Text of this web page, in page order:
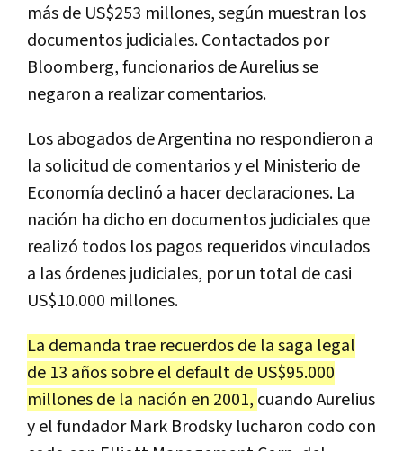
más de US$253 millones, según muestran los
documentos judiciales. Contactados por
Bloomberg, funcionarios de Aurelius se
negaron a realizar comentarios.
Los abogados de Argentina no respondieron a
la solicitud de comentarios y el Ministerio de
Economía declinó a hacer declaraciones. La
nación ha dicho en documentos judiciales que
realizó todos los pagos requeridos vinculados
a las órdenes judiciales, por un total de casi
US$10.000 millones.
La demanda trae recuerdos de la saga legal
de 13 años sobre el default de US$95.000
millones de la nación en 2001, cuando Aurelius
y el fundador Mark Brodsky lucharon codo con